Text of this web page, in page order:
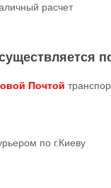
расчет
Почтой
по г.Киеву